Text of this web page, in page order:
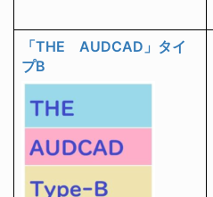
「THE AUDCAD」タイ
プB